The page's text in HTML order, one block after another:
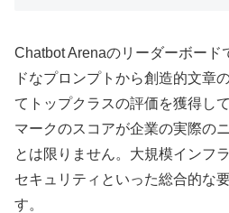
Chatbot Arenaのリーダーボード
ドなプロンプトから創造的文章
てトップクラスの評価を獲得し
マークのスコアが企業の実際の
とは限りません。大規模インフ
セキュリティといった総合的な
す。